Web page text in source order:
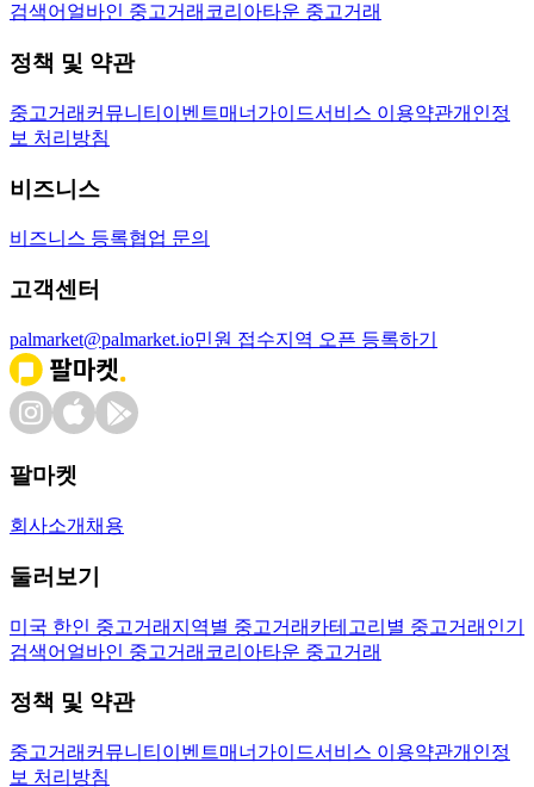
검색어 얼바인 중고거래 코리아타운 중고거래
정책 및 약관
중고거래 커뮤니티 이벤트매너가이드서비스 이용약관개인정
보 처리방침
비즈니스
비즈니스 등록협업 문의
고객센터
palmarket@palmarket.io민원 접수지역 오픈 등록하기
팔마켓
회사소개 채용
둘러보기
미국 한인 중고거래 지역별 중고거래 카테고리별 중고거래 인기
검색어 얼바인 중고거래 코리아타운 중고거래
정책 및 약관
중고거래 커뮤니티 이벤트매너가이드서비스 이용약관개인정
보 처리방침